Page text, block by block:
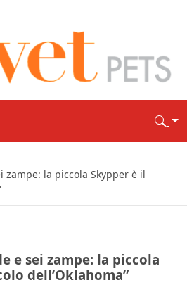
zampe: la piccola Skypper è il
e sei zampe: la piccola
dell’Oklahoma”